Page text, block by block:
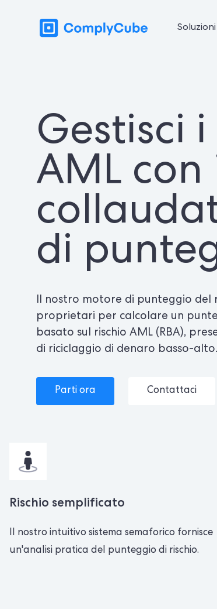
Soluzioni
Gestisci
AML con
di
Il nostro motore di punteggio del
proprietari per calcolare un
basato sul rischio AML (RBA),
di riciclaggio di denaro basso-alto.
Parti ora Contattaci
Rischio semplificato
Il nostro intuitivo sistema semaforico fornisce
un'analisi pratica del punteggio di rischio.